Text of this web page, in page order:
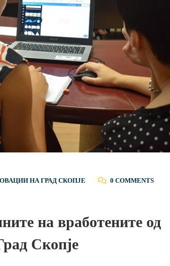
НА ГРАД СКОПЈЕ
0 COMMENTS
на вработените од
Скопје